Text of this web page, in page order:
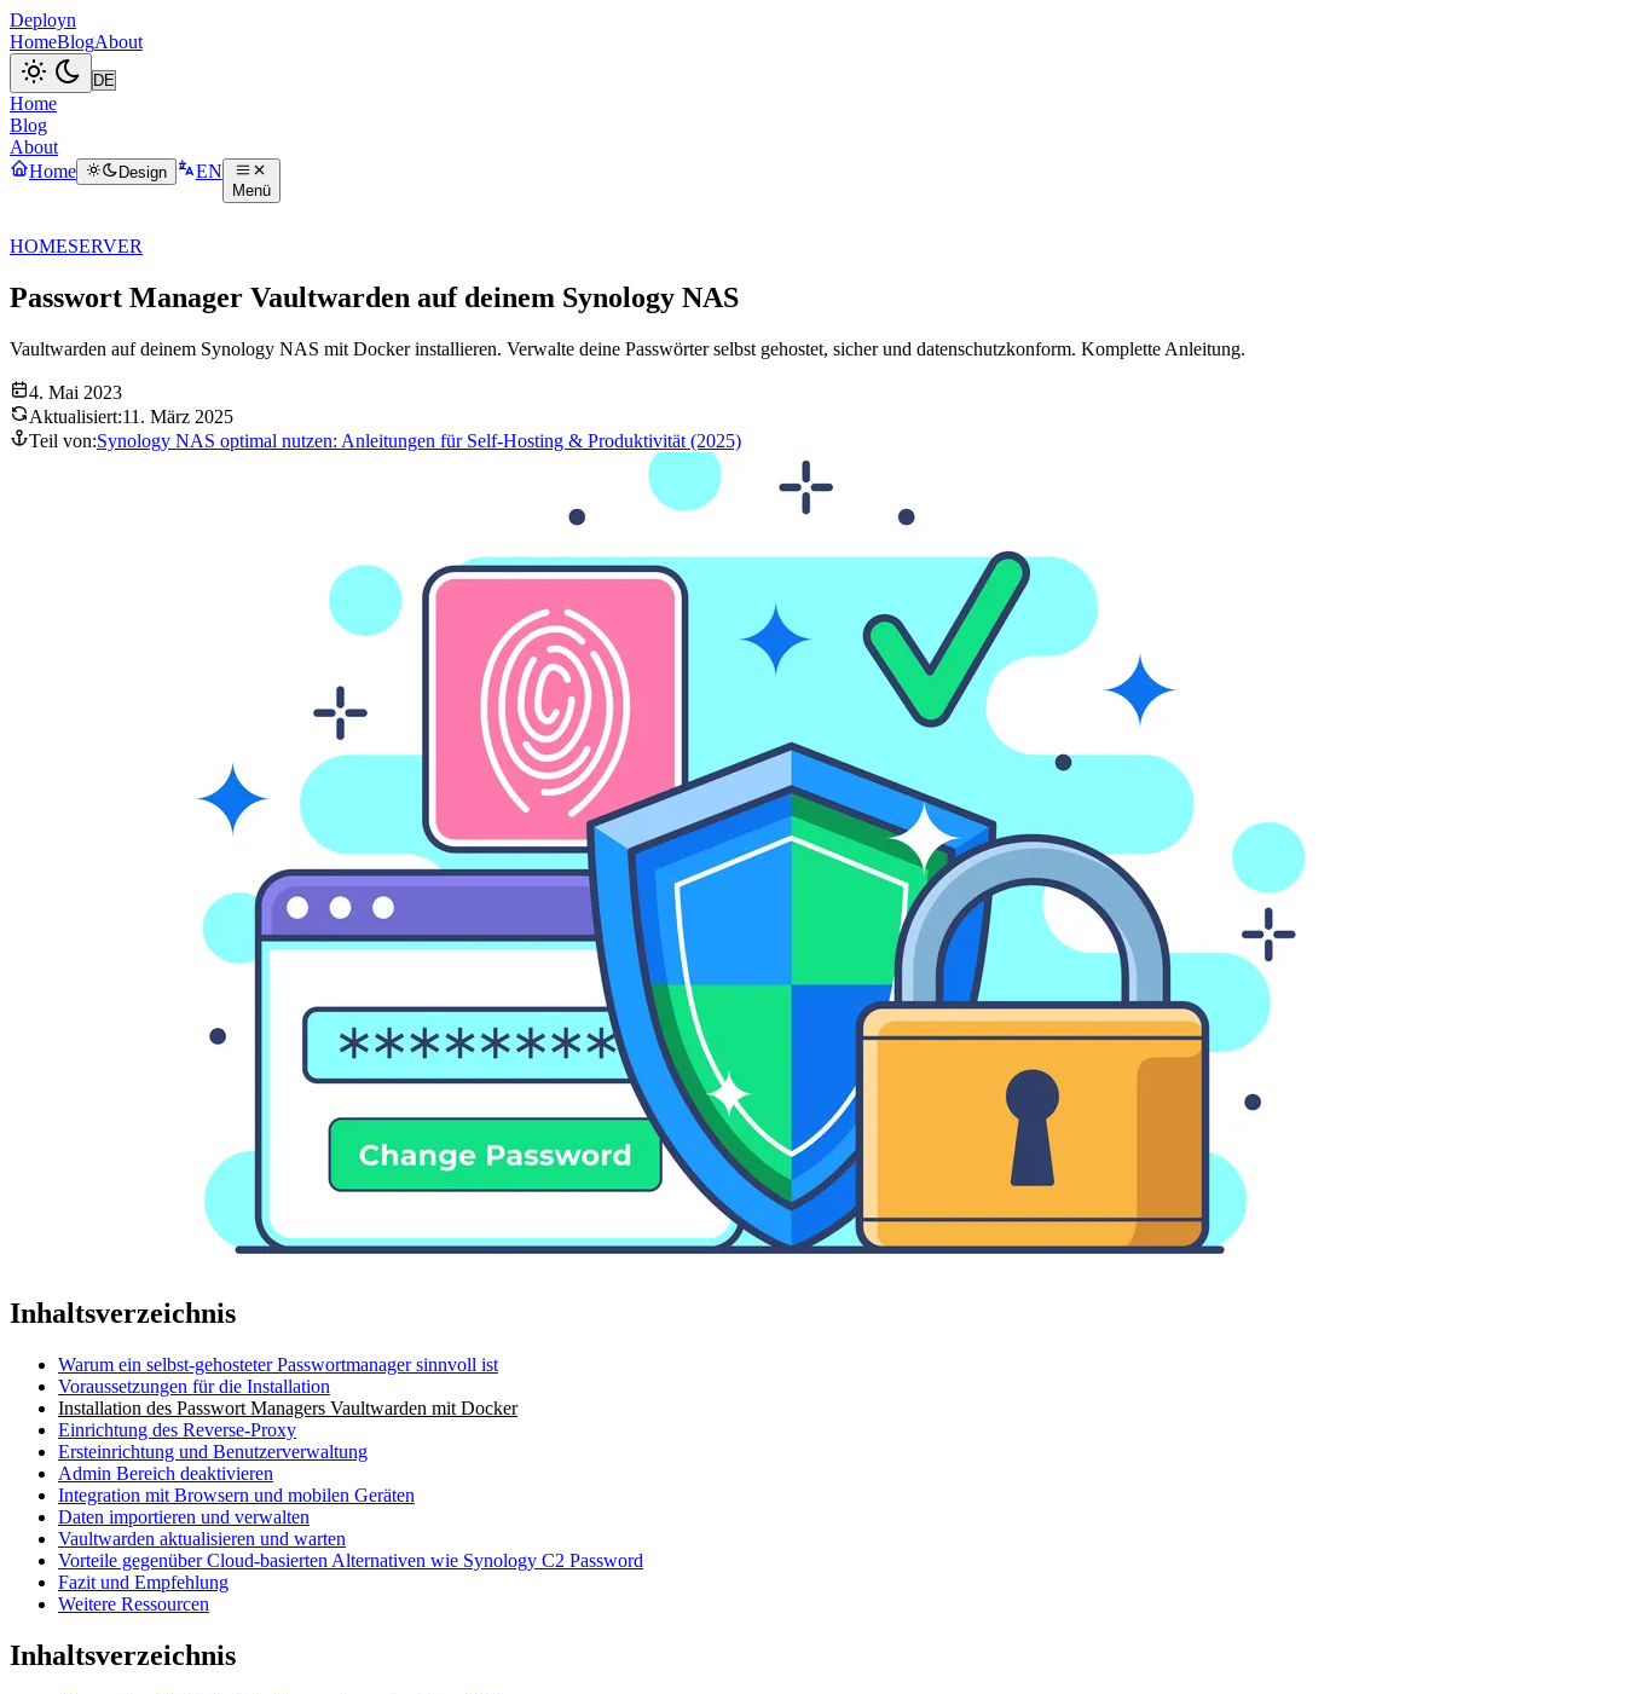
Deployn
HomeBlogAbout
Home
Blog
About
Home
Design EN
Menü
HOMESERVER
Passwort Manager Vaultwarden auf deinem Synology NAS
Vaultwarden auf deinem Synology NAS mit Docker installieren. Verwalte deine Passwörter selbst gehostet, sicher und datenschutzkonform. Komplette Anleitung.
4. Mai 2023
Aktualisiert:11. März 2025
Teil von:Synology NAS optimal nutzen: Anleitungen für Self-Hosting & Produktivität (2025)
Inhaltsverzeichnis
Warum ein selbst-gehosteter Passwortmanager sinnvoll ist
Voraussetzungen für die Installation
Installation des Passwort Managers Vaultwarden mit Docker
Einrichtung des Reverse-Proxy
Ersteinrichtung und Benutzerverwaltung
Admin Bereich deaktivieren
Integration mit Browsern und mobilen Geräten
Daten importieren und verwalten
Vaultwarden aktualisieren und warten
Vorteile gegenüber Cloud-basierten Alternativen wie Synology C2 Password
Fazit und Empfehlung
Weitere Ressourcen
Inhaltsverzeichnis